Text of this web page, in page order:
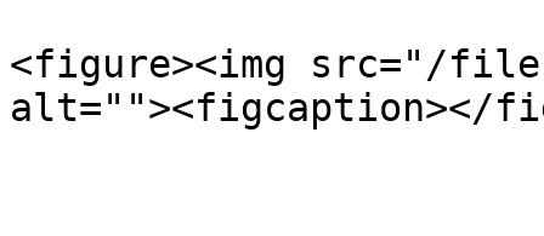
<figure><img src="/files/
alt=""><figcaption></